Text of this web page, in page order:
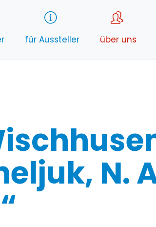
für Aussteller über uns
N.